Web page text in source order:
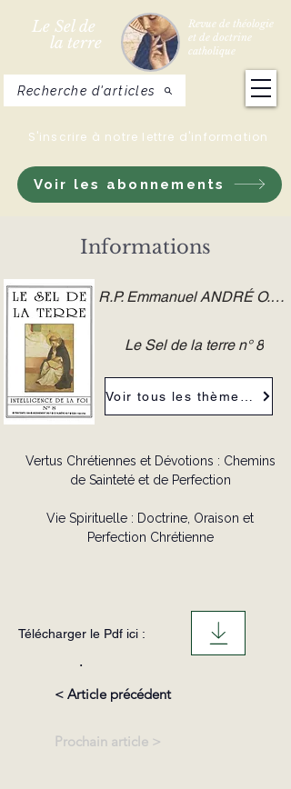
Le Sel de
la terre
Revue de théologie
et de doctrine
catholique
Voir les abonnements
S'inscrire à notre lettre d'information
Recherche d'articles
Informations
R.P. Emmanuel ANDRÉ O.S.B.
Le Sel de la terre n° 8
Vertus Chrétiennes et Dévotions : Chemins
de Sainteté et de Perfection
Vie Spirituelle : Doctrine, Oraison et
Perfection Chrétienne
Télécharger le Pdf ici :
.
< Article précédent
Prochain article >